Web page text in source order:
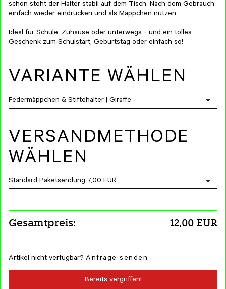
schon steht der Halter stabil auf dem Tisch. Nach dem Gebrauch
einfach wieder eindrücken und als Mäppchen nutzen.
Ideal für Schule, Zuhause oder unterwegs - und ein tolles
Geschenk zum Schulstart, Geburtstag oder einfach so!
VARIANTE WÄHLEN
VERSANDMETHODE
WÄHLEN
Gesamtpreis: 12,00 EUR
Artikel nicht verfügbar? Anfrage senden
Bereits vergriffen!